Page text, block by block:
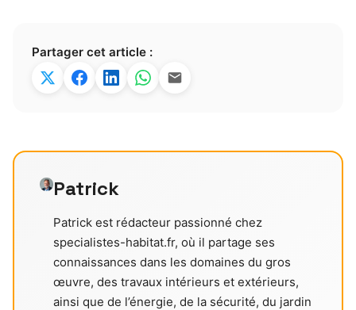
Partager cet article :
Patrick
Patrick est rédacteur passionné chez
specialistes-habitat.fr, où il partage ses
connaissances dans les domaines du gros
œuvre, des travaux intérieurs et extérieurs,
ainsi que de l’énergie, de la sécurité, du jardin